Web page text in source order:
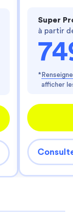
Super
à partir
*
afficher